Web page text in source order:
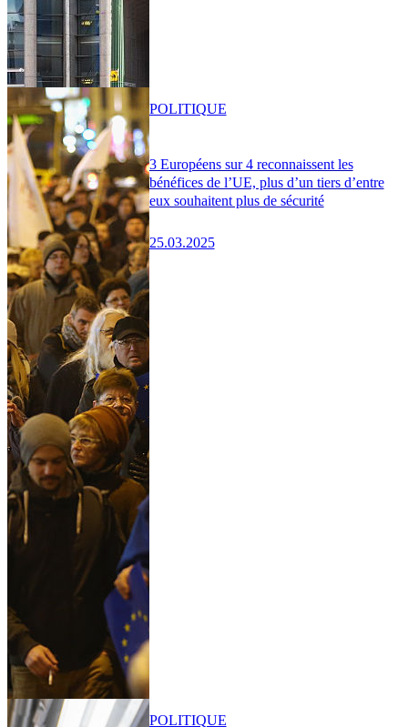
3 Européens sur 4 reconnaissent les
bénéfices de l’UE, plus d’un tiers d’entre
eux souhaitent plus de sécurité
25.03.2025
POLITIQUE
POLITIQUE